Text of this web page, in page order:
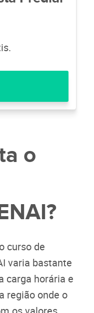
o
curso de
varia bastante
carga horária e
região onde o